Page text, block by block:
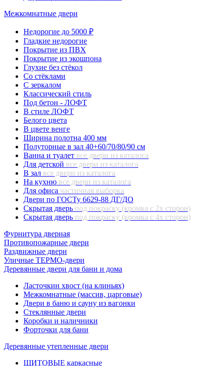
Межкомнатные двери
Недорогие до 5000 ₽
Гладкие недорогие
Покрытие из ПВХ
Покрытие из экошпона
Глухие без стёкол
Со стёклами
С зеркалом
Классический стиль
Под бетон - ЛОФТ
В стиле ЛОФТ
Белого цвета
В цвете венге
Ширина полотна 400 мм
Полуторные в зал 40+60/70/80/90 см
Ванна и туалет все двери из каталога
Для детской все двери из каталога
В зал все двери из каталога
На кухню все двери из каталога
Для офиса частичная выборка
Двери по ГОСТу 6629-88 ДГ/ДО
Скрытая дверь под покраску (кромка с 2х сторон)
Скрытая дверь под покраску (кромка с 4х сторон)
Фурнитура дверная
Противопожарные двери
Раздвижные двери
Уличные ТЕРМО-двери
Деревянные двери для бани и дома
Ласточкин хвост (на клиньях)
Межкомнатные (массив, царговые)
Двери в баню и сауну из вагонки
Стеклянные двери
Коробки и наличники
Форточки для бани
Деревянные утепленные двери
ЩИТОВЫЕ каркасные